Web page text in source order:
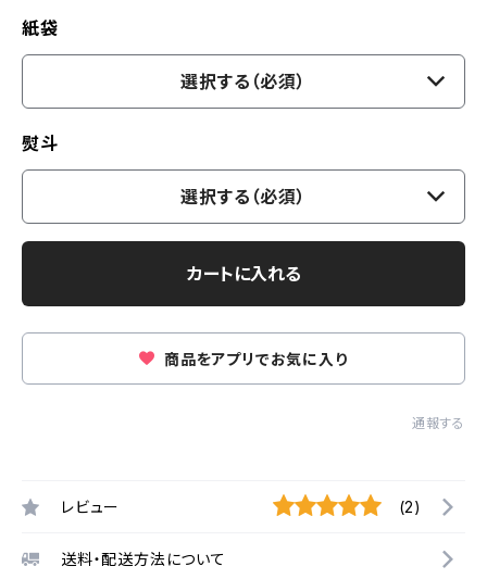
紙袋
選択する（必須）
熨斗
選択する（必須）
カートに入れる
商品をアプリでお気に入り
通報する
レビュー (2)
送料・配送方法について